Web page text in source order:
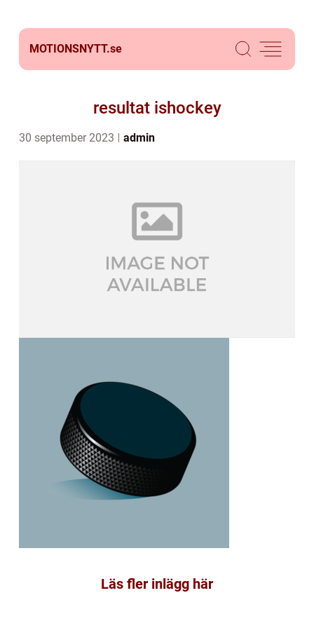
MOTIONSNYTT.se
resultat ishockey
30 september 2023 admin
Läs fler inlägg här